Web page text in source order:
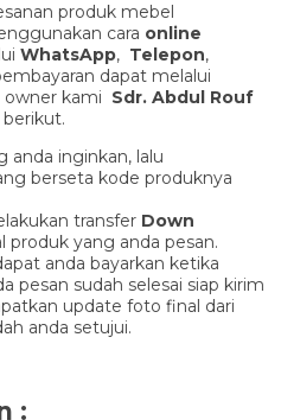
produk mebel
cara online
WhatsApp, Telepon,
dapat melalui
owner kami Sdr. Abdul Rouf
anda inginkan, lalu
berseta kode produknya
transfer Down
produk yang anda pesan.
anda bayarkan ketika
pesan sudah selesai siap kirim
update foto final dari
anda setujui.
: